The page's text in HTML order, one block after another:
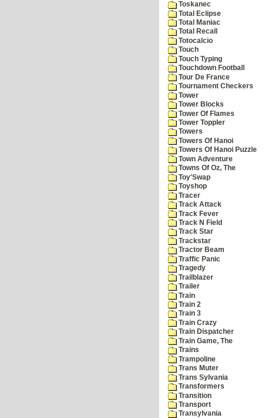
Toskanec
Total Eclipse
Total Maniac
Total Recall
Totocalcio
Touch
Touch Typing
Touchdown Football
Tour De France
Tournament Checkers
Tower
Tower Blocks
Tower Of Flames
Tower Toppler
Towers
Towers Of Hanoi
Towers Of Hanoi Puzzle
Town Adventure
Towns Of Oz, The
Toy'Swap
Toyshop
Tracer
Track Attack
Track Fever
Track N Field
Track Star
Trackstar
Tractor Beam
Traffic Panic
Tragedy
Trailblazer
Trailer
Train
Train 2
Train 3
Train Crazy
Train Dispatcher
Train Game, The
Trains
Trampoline
Trans Muter
Trans Sylvania
Transformers
Transition
Transport
Transylvania